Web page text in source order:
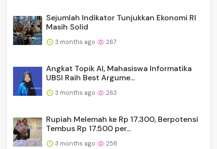
Sejumlah Indikator Tunjukkan Ekonomi RI
Masih Solid
3 months ago 267
Angkat Topik AI, Mahasiswa Informatika
UBSI Raih Best Argume...
3 months ago 263
Rupiah Melemah ke Rp 17.300, Berpotensi
Tembus Rp 17.500 per...
3 months ago 258